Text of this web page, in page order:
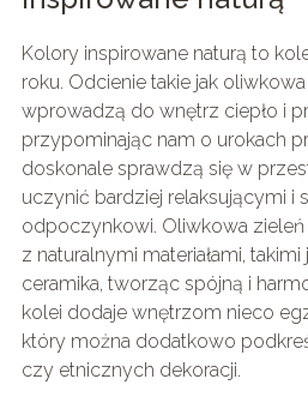
Kolory inspirowane naturą to
roku. Odcienie takie jak
wprowadzą do wnętrz ciepło i
przypominając nam o urokach
doskonale sprawdzą się w
uczynić bardziej relaksującymi i
odpoczynkowi. Oliwkowa
z naturalnymi materiałami,
ceramika, tworząc spójną i
kolei dodaje wnętrzom nieco
który można dodatkowo
czy etnicznych dekoracji.